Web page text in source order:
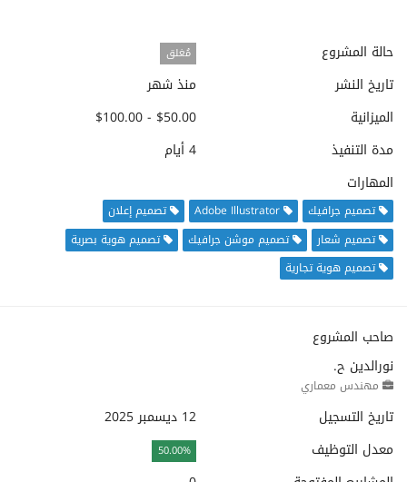
حالة المشروع مُغلق
تاريخ النشر
منذ شهر
الميزانية
$50.00 - $100.00
مدة التنفيذ
4 أيام
المهارات
تصميم جرافيك Adobe Illustrator
تصميم إعلان
تصميم شعار
تصميم موشن جرافيك
تصميم هوية بصرية
تصميم هوية تجارية
صاحب المشروع
نورالدين ح.
مهندس معماري
تاريخ التسجيل
12 ديسمبر 2025
معدل التوظيف
50.00%